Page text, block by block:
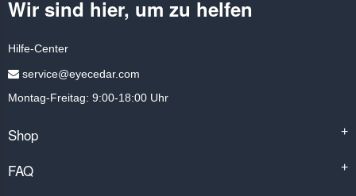
Wir sind hier, um zu helfen
Hilfe-Center
service@eyecedar.com
Montag-Freitag: 9:00-18:00 Uhr
Shop +
FAQ +